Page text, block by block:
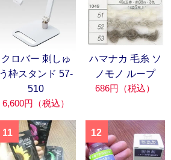
クロバー 刺しゅ
う枠スタンド 57-
510
6,600円（税込）
ハマナカ 毛糸 ソ
ノモノ ループ
686円（税込）
11 12